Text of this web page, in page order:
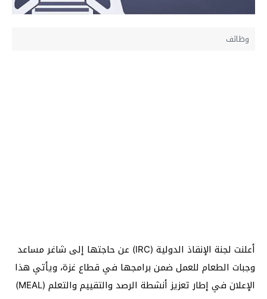
وظائف
أعلنت لجنة الإنقاذ الدولية (IRC) عن حاجتها إلى شاغر مساعد
وجبات الطعام للعمل ضمن برامجها في قطاع غزة، ويأتي هذا
الإعلان في إطار تعزيز أنشطة الرصد والتقييم والتعلم (MEAL)